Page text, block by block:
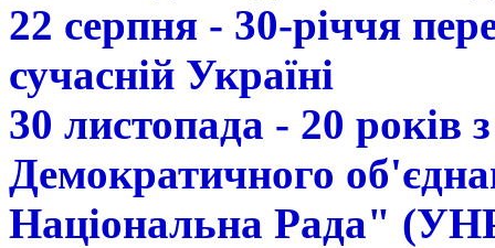
22 серпня - 30-річчя
сучасній Україні
30 листопада - 20 років
Демократичного
Національна Рада"